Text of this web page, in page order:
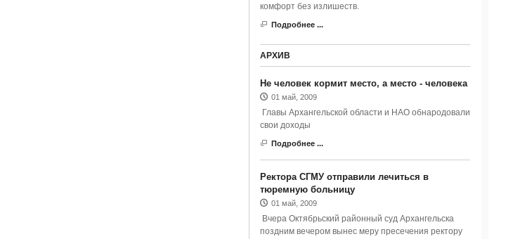
комфорт без излишеств.
Подробнее ...
АРХИВ
Не человек кормит место, а место - человека
01 май, 2009
Главы Архангельской области и НАО обнародовали
свои доходы
Подробнее ...
Ректора СГМУ отправили лечиться в
тюремную больницу
01 май, 2009
Вчера Октябрьский районный суд Архангельска
поздним вечером вынес меру пресечения ректору